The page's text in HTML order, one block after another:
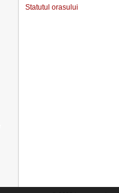
Statutul orasului